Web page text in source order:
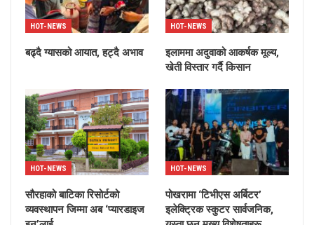
HOT-NEWS
बढ्दै ग्यासको आयात, हट्दै अभाव
HOT-NEWS
इलाममा अदुवाको आकर्षक मूल्य,
खेती विस्तार गर्दै किसान
HOT-NEWS
सौरहाको बाटिका रिसोर्टको
व्यवस्थापन जिम्मा अब ‘प्यारडाइज
HOT-NEWS
पोखरामा ‘टिभीएस अर्बिटर’
इलेक्ट्रिक स्कुटर सार्वजनिक,